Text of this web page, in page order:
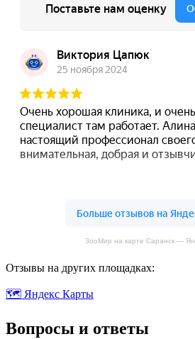
ЗооМир на карте Саранск —
Отзывы на других площадках:
🗺 Яндекс Карты
Вопросы и ответы